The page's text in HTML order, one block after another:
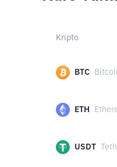
Kripto
BTC
ETH
USDT